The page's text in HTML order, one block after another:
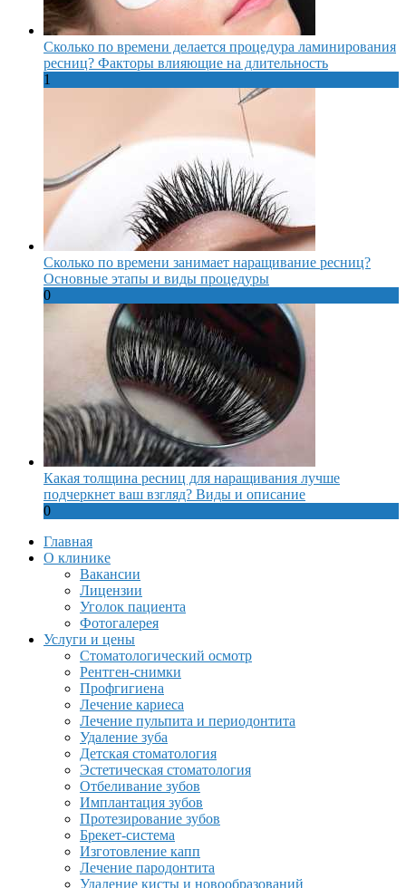
Сколько по времени делается процедура ламинирования
ресниц? Факторы влияющие на длительность
1
Сколько по времени занимает наращивание ресниц?
Основные этапы и виды процедуры
0
Какая толщина ресниц для наращивания лучше
подчеркнет ваш взгляд? Виды и описание
0
Главная
О клинике
Вакансии
Лицензии
Уголок пациента
Фотогалерея
Услуги и цены
Стоматологический осмотр
Рентген-снимки
Профгигиена
Лечение кариеса
Лечение пульпита и периодонтита
Удаление зуба
Детская стоматология
Эстетическая стоматология
Отбеливание зубов
Имплантация зубов
Протезирование зубов
Брекет-система
Изготовление капп
Лечение пародонтита
Удаление кисты и новообразований